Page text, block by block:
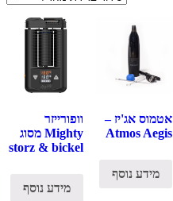
אטמוס אג'יז –
Atmos Aegis
מידע נוסף
וופורייזר
Mighty מסוג
storz & bickel
מידע נוסף